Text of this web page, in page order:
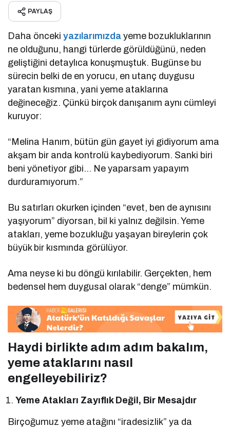
PAYLAŞ
Daha öncekiyazılarımızda yeme bozukluklarının
ne olduğunu, hangi türlerde görüldüğünü, neden
geliştiğini detaylıca konuşmuştuk. Bugünse bu
sürecin belki de en yorucu, en utanç duygusu
yaratan kısmına, yani yeme ataklarına
değineceğiz. Çünkü birçok danışanım aynı cümleyi
kuruyor:
“Melina Hanım, bütün gün gayet iyi gidiyorum ama
akşam bir anda kontrolü kaybediyorum. Sanki biri
beni yönetiyor gibi… Ne yaparsam yapayım
durduramıyorum.”
Bu satırları okurken içinden “evet, ben de aynısını
yaşıyorum” diyorsan, bil ki yalnız değilsin. Yeme
atakları, yeme bozukluğu yaşayan bireylerin çok
büyük bir kısmında görülüyor.
Ama neyse ki bu döngü kırılabilir. Gerçekten, hem
bedensel hem duygusal olarak “denge” mümkün.
Haydi birlikte adım adım bakalım,
yeme ataklarını nasıl
engelleyebiliriz?
Yeme Atakları Zayıflık Değil, Bir Mesajdır
Birçoğumuz yeme atağını “iradesizlik” ya da